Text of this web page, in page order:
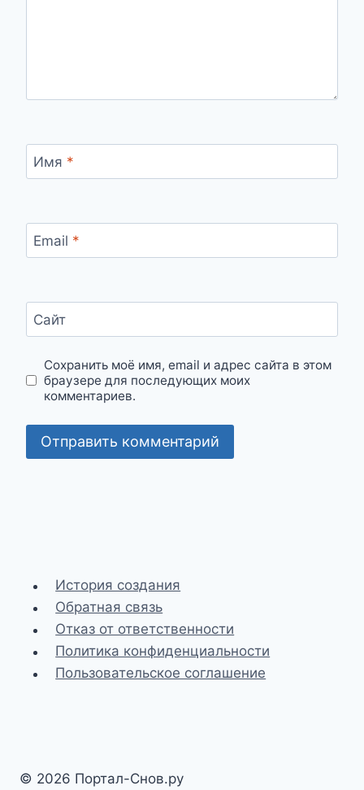
Имя *
Email *
Сайт
Сохранить моё имя, email и адрес сайта в этом
браузере для последующих моих
комментариев.
История создания
Обратная связь
Отказ от ответственности
Политика конфиденциальности
Пользовательское соглашение
© 2026 Портал-Снов.ру